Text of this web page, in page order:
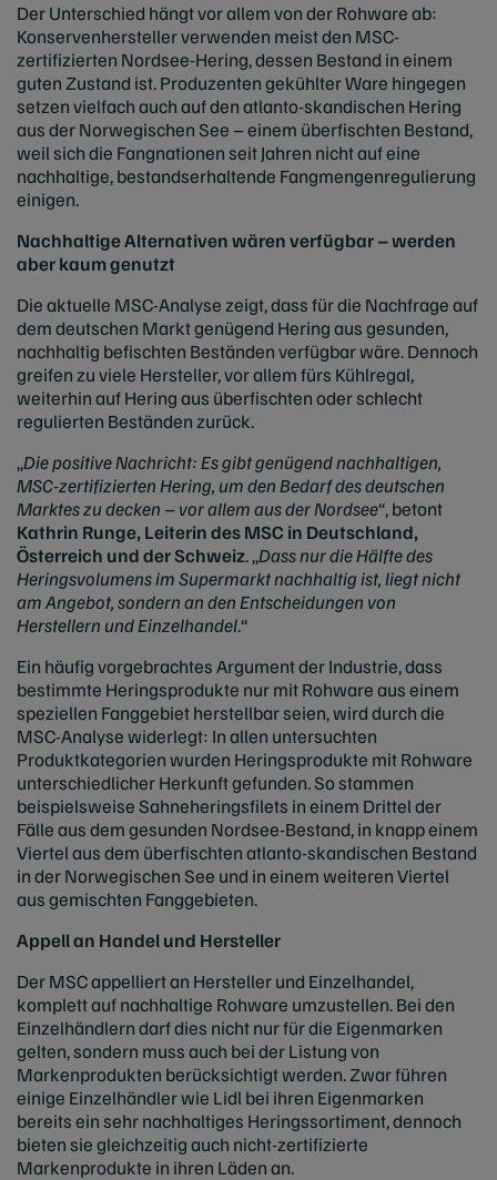
Der Unterschied hängt vor allem von der Rohware ab:
Konservenhersteller verwenden meist den MSC-
zertifizierten Nordsee-Hering, dessen Bestand in einem
guten Zustand ist. Produzenten gekühlter Ware hingegen
setzen vielfach auch auf den atlanto-skandischen Hering
aus der Norwegischen See – einem überfischten Bestand,
weil sich die Fangnationen seit Jahren nicht auf eine
nachhaltige, bestandserhaltende Fangmengenregulierung
einigen.
Nachhaltige Alternativen wären verfügbar – werden
aber kaum genutzt
Die aktuelle MSC-Analyse zeigt, dass für die Nachfrage auf
dem deutschen Markt genügend Hering aus gesunden,
nachhaltig befischten Beständen verfügbar wäre. Dennoch
greifen zu viele Hersteller, vor allem fürs Kühlregal,
weiterhin auf Hering aus überfischten oder schlecht
regulierten Beständen zurück.
„Die positive Nachricht: Es gibt genügend nachhaltigen,
MSC-zertifizierten Hering, um den Bedarf des deutschen
Marktes zu decken – vor allem aus der Nordsee“, betont
Kathrin Runge, Leiterin des MSC in Deutschland,
Österreich und der Schweiz. „Dass nur die Hälfte des
Heringsvolumens im Supermarkt nachhaltig ist, liegt nicht
am Angebot, sondern an den Entscheidungen von
Herstellern und Einzelhandel.“
Ein häufig vorgebrachtes Argument der Industrie, dass
bestimmte Heringsprodukte nur mit Rohware aus einem
speziellen Fanggebiet herstellbar seien, wird durch die
MSC-Analyse widerlegt: In allen untersuchten
Produktkategorien wurden Heringsprodukte mit Rohware
unterschiedlicher Herkunft gefunden. So stammen
beispielsweise Sahneheringsfilets in einem Drittel der
Fälle aus dem gesunden Nordsee-Bestand, in knapp einem
Viertel aus dem überfischten atlanto-skandischen Bestand
in der Norwegischen See und in einem weiteren Viertel
aus gemischten Fanggebieten.
Appell an Handel und Hersteller
Der MSC appelliert an Hersteller und Einzelhandel,
komplett auf nachhaltige Rohware umzustellen. Bei den
Einzelhändlern darf dies nicht nur für die Eigenmarken
gelten, sondern muss auch bei der Listung von
Markenprodukten berücksichtigt werden. Zwar führen
einige Einzelhändler wie Lidl bei ihren Eigenmarken
bereits ein sehr nachhaltiges Heringssortiment, dennoch
bieten sie gleichzeitig auch nicht-zertifizierte
Markenprodukte in ihren Läden an.